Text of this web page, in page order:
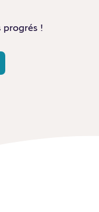
progrés !